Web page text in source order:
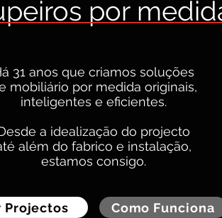
por
31 anos que criamos soluções
mobiliário por medida originais,
inteligentes e eficientes.
esde a idealização do projecto
além do fabrico e instalação,
estamos consigo.
Projectos Como Funciona